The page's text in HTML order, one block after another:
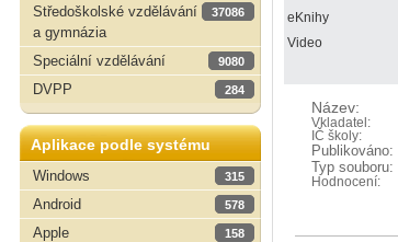
Středoškolské vzdělávání
a gymnázia
37086
Speciální vzdělávání 9080
DVPP 284
Aplikace podle systému
Windows
315
Android 578
Apple 158
eKnihy
Video
Název:
Vkladatel:
IČ školy:
Publikováno:
Typ souboru:
Hodnocení: